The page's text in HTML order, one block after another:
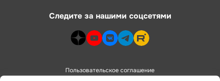
Следите за нашими соцсетями
dzen>youtube>
vk> telegram>rutube>
Пользовательское соглашение